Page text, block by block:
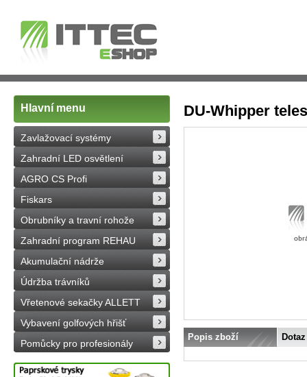
Hlavní menu
Zavlažovací systémy
Zahradní LED osvětlení
AGRO CS Profi
Fiskars
Obrubníky a travní rohože
Zahradní program REHAU
Akumulační nádrže
Údržba trávníků
Vřetenové sekačky ALLETT
Vybavení golfových hřišť
Pomůcky pro profesionály
DU-Whipper
Popis zboží